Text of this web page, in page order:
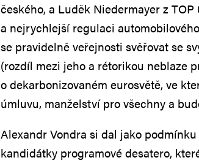
českého, a Luděk Niedermayer z
a nejrychlejší regulaci
se pravidelně veřejnosti svěřovat se
(rozdíl mezi jeho a rétorikou neblaze
o dekarbonizovaném eurosvětě, ve
úmluvu, manželství pro všechny a
Alexandr Vondra si dal jako
kandidátky programové desatero,